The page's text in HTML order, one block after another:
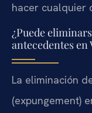
hacer cualquier
¿Puede
antecedentes en
La eliminación
(expungement)